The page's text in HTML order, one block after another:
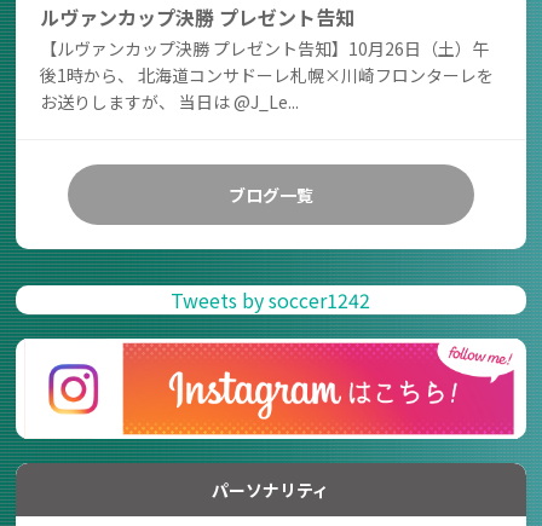
ルヴァンカップ決勝 プレゼント告知
【ルヴァンカップ決勝 プレゼント告知】10月26日（土）午
後1時から、 北海道コンサドーレ札幌×川崎フロンターレを
お送りしますが、 当日は @J_Le...
ブログ一覧
Tweets by soccer1242
パーソナリティ